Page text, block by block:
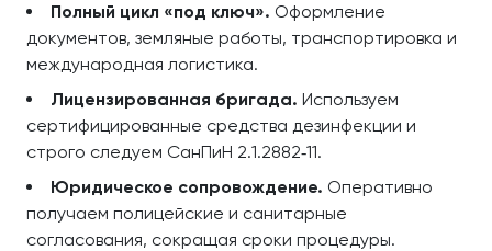
Полный цикл «под ключ». Оформление
документов, земляные работы, транспортировка и
международная логистика.
Лицензированная бригада. Используем
сертифицированные средства дезинфекции и
строго следуем СанПиН 2.1.2882‑11.
Юридическое сопровождение. Оперативно
получаем полицейские и санитарные
согласования, сокращая сроки процедуры.